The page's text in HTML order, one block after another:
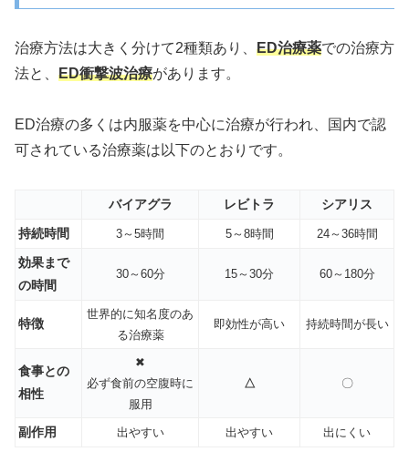
治療方法は大きく分けて2種類あり、 ED治療薬での治療方
法と、 ED衝撃波治療があります。
ED治療の多くは内服薬を中心に治療が行われ、国内で認
可されている治療薬は以下のとおりです。
バイアグラ レビトラ
シアリス
持続時間
3～5時間 5～8時間 24～36時間
効果まで
の時間
30～60分 15～30分 60～180分
特徴
世界的に知名度のあ
る治療薬
即効性が高い 持続時間が長い
食事との
相性
✖
必ず食前の空腹時に
服用
△ 〇
副作用 出やすい 出やすい 出にくい